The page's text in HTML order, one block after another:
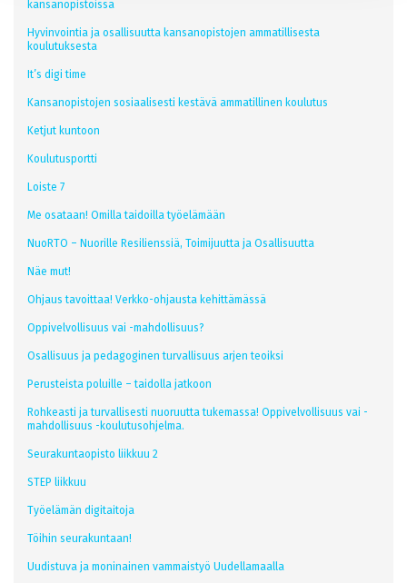
kansanopistoissa
Hyvinvointia ja osallisuutta kansanopistojen ammatillisesta
koulutuksesta
It’s digi time
Kansanopistojen sosiaalisesti kestävä ammatillinen koulutus
Ketjut kuntoon
Koulutusportti
Loiste 7
Me osataan! Omilla taidoilla työelämään
NuoRTO – Nuorille Resilienssiä, Toimijuutta ja Osallisuutta
Näe mut!
Ohjaus tavoittaa! Verkko-ohjausta kehittämässä
Oppivelvollisuus vai -mahdollisuus?
Osallisuus ja pedagoginen turvallisuus arjen teoiksi
Perusteista poluille – taidolla jatkoon
Rohkeasti ja turvallisesti nuoruutta tukemassa! Oppivelvollisuus vai -
mahdollisuus -koulutusohjelma.
Seurakuntaopisto liikkuu 2
STEP liikkuu
Työelämän digitaitoja
Töihin seurakuntaan!
Uudistuva ja moninainen vammaistyö Uudellamaalla